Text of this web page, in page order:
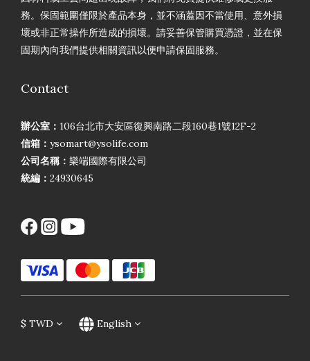
務。保固範圍僅限於產品本身，並不涵蓋因不當使用、意外損
壞或非正常操作所造成的損壞。請妥善保管購買憑證，並在保
固期內向我們提供相關資訊以便申請保固服務。
Contact
辦公室： 106台北市大安區復興南路二段160巷1號12F-2
信箱： ysomart@ysolife.com
公司名稱： 樂端國際有限公司
統編： 24930645
$ TWD English